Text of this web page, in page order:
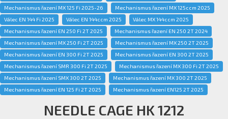
Mechanismus řazení MX 125 Fi 2025-26
Mechanismus řazení MX 125ccm 2025
Válec EN 144 Fi 2025
Válec EN 144ccm 2025
Válec MX 144ccm 2025
Mechanismus řazení EN 250 Fi 2T 2025
Mechanismus řazení EN 250 2T 2024
Mechanismus řazení MX 250 Fi 2T 2025
Mechanismus řazení MX 250 2T 2025
Mechanismus řazení EN 300 Fi 2T 2025
Mechanismus řazení EN 300 2T 2025
Mechanismus řazení SMR 300 Fi 2T 2025
Mechanismus řazení MX 300 Fi 2T 2025
Mechanismus řazení SMX 300 2T 2025
Mechanismus řazení MX 300 2T 2025
Mechanismus řazení EN 125 Fi 2T 2025
Mechanismus řazení EN125 2T 2025
NEEDLE CAGE HK 1212